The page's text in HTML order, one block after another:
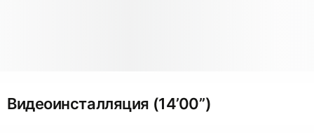
Видеоинсталляция (14’00’’)